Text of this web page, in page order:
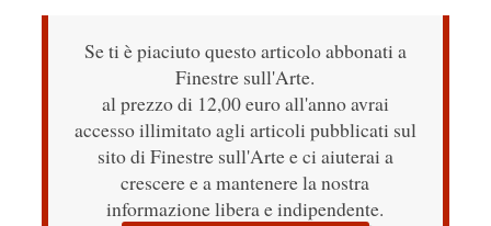
Se ti è piaciuto questo articolo abbonati a
Finestre sull'Arte.
al prezzo di 12,00 euro all'anno avrai
accesso illimitato agli articoli pubblicati sul
sito di Finestre sull'Arte e ci aiuterai a
crescere e a mantenere la nostra
informazione libera e indipendente.